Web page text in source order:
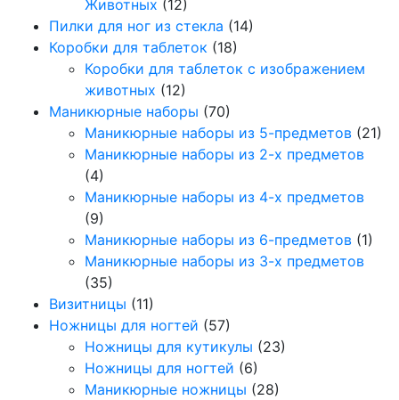
Животных (12)
Пилки для ног из стекла (14)
Коробки для таблеток (18)
Коробки для таблеток с изображением
животных (12)
Маникюрные наборы (70)
Маникюрные наборы из 5-предметов (21)
Маникюрные наборы из 2-х предметов
(4)
Маникюрные наборы из 4-х предметов
(9)
Маникюрные наборы из 6-предметов (1)
Маникюрные наборы из 3-х предметов
(35)
Визитницы (11)
Ножницы для ногтей (57)
Ножницы для кутикулы (23)
Ножницы для ногтей (6)
Маникюрные ножницы (28)